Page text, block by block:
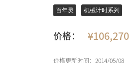
百年灵 机械计时系列
价格： 106,270
价格更新时间：2014/05/08